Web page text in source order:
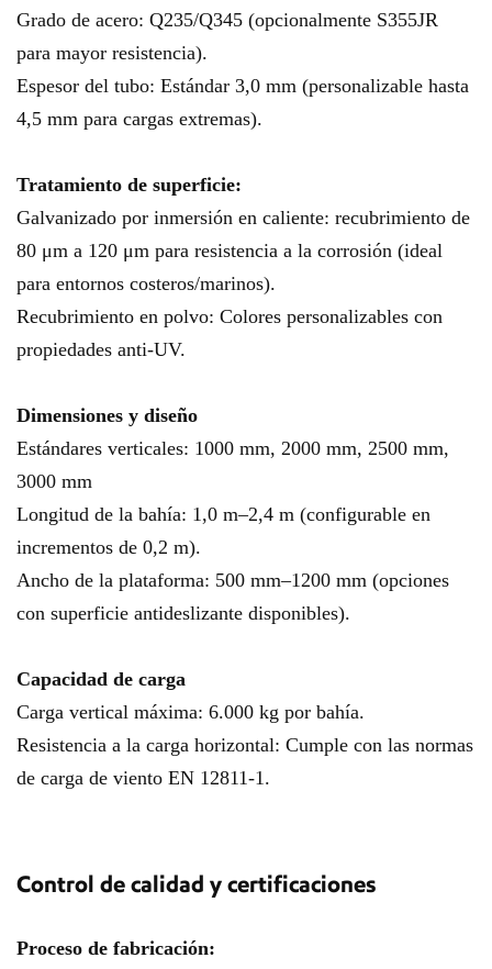
Grado de acero: Q235/Q345 (opcionalmente S355JR
para mayor resistencia).
Espesor del tubo: Estándar 3,0 mm (personalizable hasta
4,5 mm para cargas extremas).
Tratamiento de superficie:
Galvanizado por inmersión en caliente: recubrimiento de
80 μm a 120 μm para resistencia a la corrosión (ideal
para entornos costeros/marinos).
Recubrimiento en polvo: Colores personalizables con
propiedades anti-UV.
Dimensiones y diseño
Estándares verticales: 1000 mm, 2000 mm, 2500 mm,
3000 mm
Longitud de la bahía: 1,0 m–2,4 m (configurable en
incrementos de 0,2 m).
Ancho de la plataforma: 500 mm–1200 mm (opciones
con superficie antideslizante disponibles).
Capacidad de carga
Carga vertical máxima: 6.000 kg por bahía.
Resistencia a la carga horizontal: Cumple con las normas
de carga de viento EN 12811-1.
Control de calidad y certificaciones
Proceso de fabricación: